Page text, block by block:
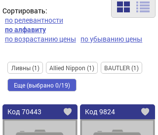
Сортировать:
по релевантности
по алфавиту
по возрастанию цены по убыванию цены
Ливны (1) Allied Nippon (1) BAUTLER (1)
Еще (выбрано 0/19)
Код 70443
Добавить
Код 9824